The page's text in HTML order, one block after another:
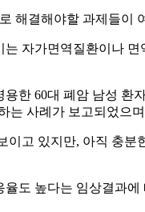
해결해야할 과제들이
자가면역질환이나
한 60대 폐암 남성 환
사례가 보고되었으
고 있지만, 아직 충
도 높다는 임상결과